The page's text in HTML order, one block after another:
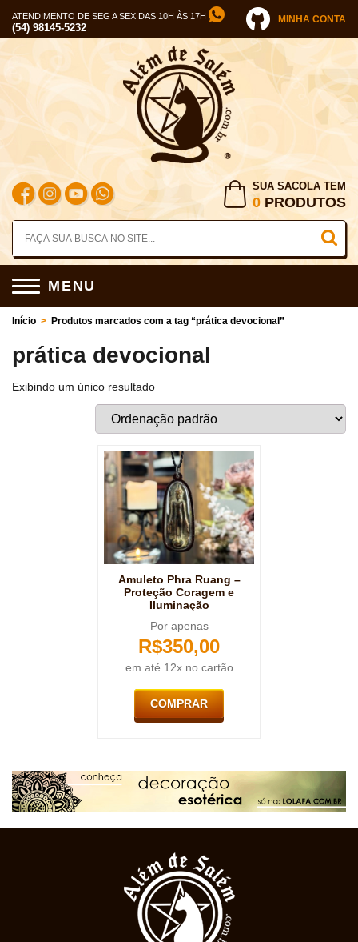
ATENDIMENTO DE SEG A SEX DAS 10H ÀS 17H
(54) 98145-5232
MINHA CONTA
SUA SACOLA TEM
0 PRODUTOS
MENU
Início > Produtos marcados com a tag “prática devocional”
prática devocional
Exibindo um único resultado
Amuleto Phra Ruang –
Proteção Coragem e
Iluminação
Por apenas
R$350,00
em até 12x no cartão
COMPRAR